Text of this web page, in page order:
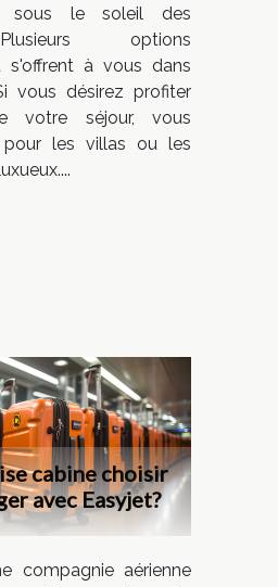
sous le soleil des
options
s'offrent à vous dans
vous désirez profiter
votre séjour, vous
les villas ou les
cabine choisir
avec Easyjet?
compagnie aérienne